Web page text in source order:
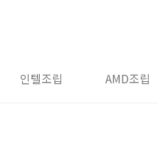
인텔조립 AMD조립